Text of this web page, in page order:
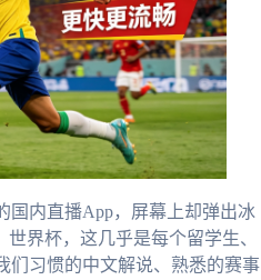
国内直播App，屏幕上却弹出冰
界杯，这几乎是每个留学生、
们习惯的中文解说、熟悉的赛事